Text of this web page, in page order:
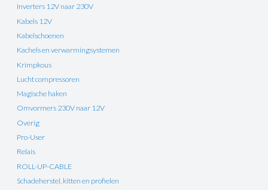
Inverters 12V naar 230V
Kabels 12V
Kabelschoenen
Kachels en verwarmingsystemen
Krimpkous
Lucht compressoren
Magische haken
Omvormers 230V naar 12V
Overig
Pro-User
Relais
ROLL-UP-CABLE
Schadeherstel, kitten en profielen